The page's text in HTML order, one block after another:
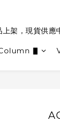
上架，現貨供應
▋